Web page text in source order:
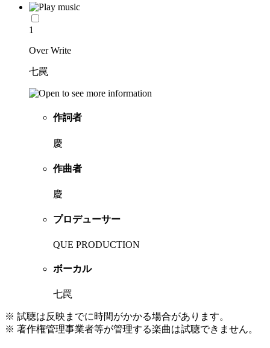
1
Over Write
七罠
作詞者
慶
作曲者
慶
プロデューサー
QUE PRODUCTION
ボーカル
七罠
※ 試聴は反映までに時間がかかる場合があります。
※ 著作権管理事業者等が管理する楽曲は試聴できません。